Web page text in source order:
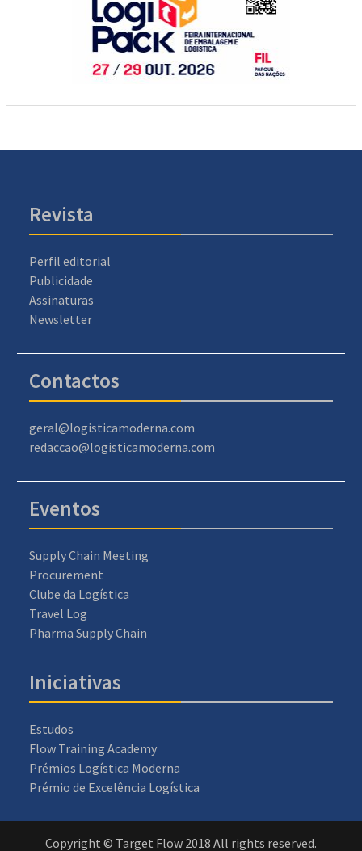
Revista
Perfil editorial
Publicidade
Assinaturas
Newsletter
Contactos
geral@logisticamoderna.com
redaccao@logisticamoderna.com
Eventos
Supply Chain Meeting
Procurement
Clube da Logística
Travel Log
Pharma Supply Chain
Iniciativas
Estudos
Flow Training Academy
Prémios Logística Moderna
Prémio de Excelência Logística
Copyright © Target Flow 2018 All rights reserved.